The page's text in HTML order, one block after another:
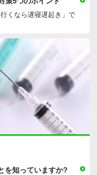
くなら遅寝遅起き」で
を知っていますか?